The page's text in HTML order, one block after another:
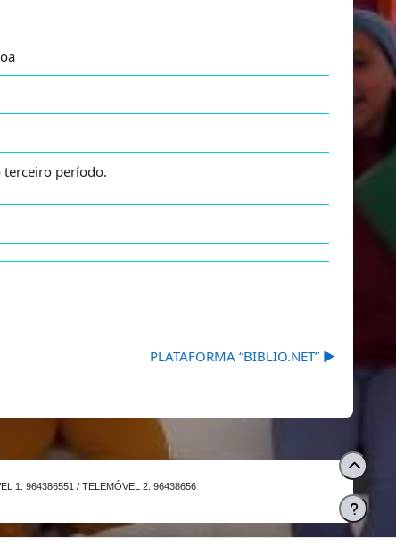
terceiro período.
PLATAFORMA “BIBLIO.NET” ▶︎
1: 964386551 / TELEMÓVEL 2: 96438656